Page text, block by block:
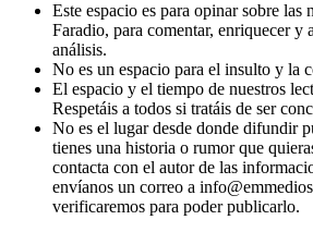
Este espacio es para opinar sobre
Faradio, para comentar, enriquecer y
análisis.
No es un espacio para el insulto y la
El espacio y el tiempo de nuestros
Respetáis a todos si tratáis de ser
No es el lugar desde donde difundir
tienes una historia o rumor que
contacta con el autor de las
envíanos un correo a
verificaremos para poder publicarlo.